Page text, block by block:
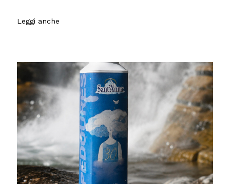
Leggi anche